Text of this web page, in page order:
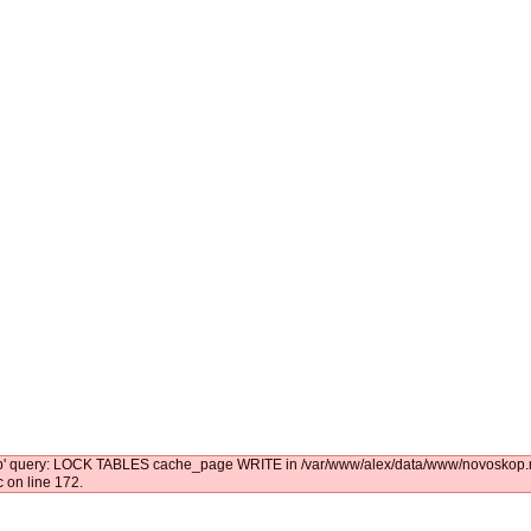
LOCK TABLES cache_page WRITE in /var/www/alex/data/www/
on line 172.